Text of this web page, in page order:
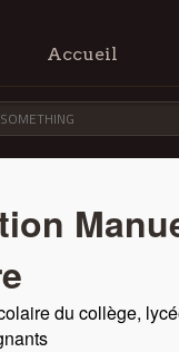
Accueil
du collège,